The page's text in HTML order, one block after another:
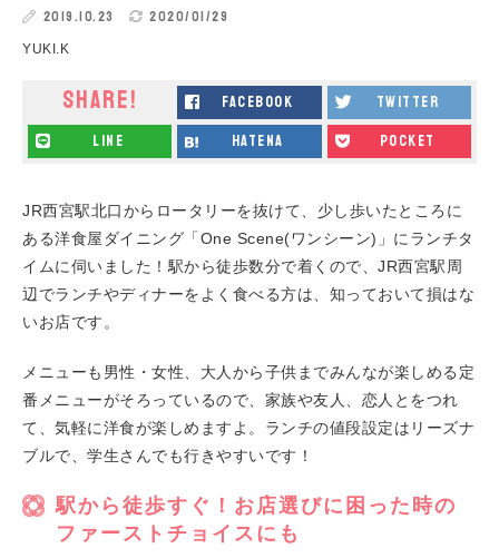
2019.10.23 2020/01/29
YUKI.K
SHARE! facebook twitter
line hatena pocket
JR西宮駅北口からロータリーを抜けて、少し歩いたところに
ある洋食屋ダイニング「One Scene(ワンシーン)」にランチタ
イムに伺いました！駅から徒歩数分で着くので、JR西宮駅周
辺でランチやディナーをよく食べる方は、知っておいて損はな
いお店です。
メニューも男性・女性、大人から子供までみんなが楽しめる定
番メニューがそろっているので、家族や友人、恋人とをつれ
て、気軽に洋食が楽しめますよ。ランチの値段設定はリーズナ
ブルで、学生さんでも行きやすいです！
駅から徒歩すぐ！お店選びに困った時の
ファーストチョイスにも